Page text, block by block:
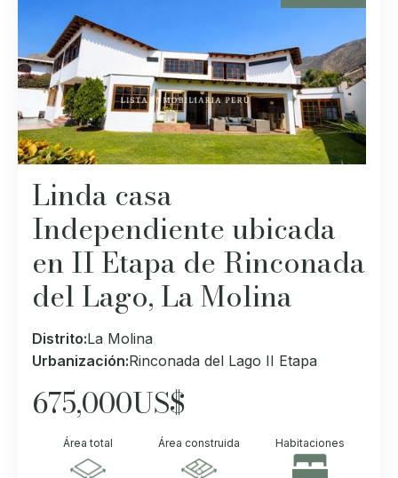
Linda casa
Independiente ubicada
en II Etapa de Rinconada
del Lago, La Molina
Distrito:La Molina
Urbanización:Rinconada del Lago II Etapa
675,000US$
Área total Área construida Habitaciones